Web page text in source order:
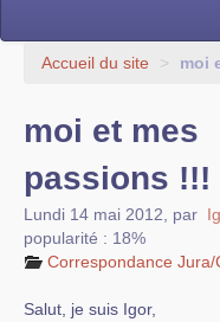
La ruche
EDITO
Accueil du site > moi
moi et mes
passions !!!
Lundi 14 mai 2012 par
popularité : 18%
Correspondance
Salut, je suis Igor,